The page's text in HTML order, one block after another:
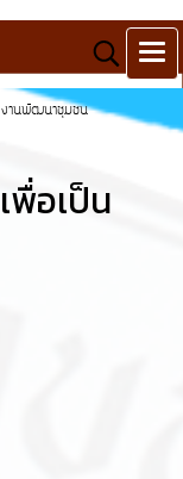
งานพัฒนาชุมชน
พื่อเป็น